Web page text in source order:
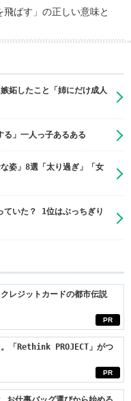
ばす」の正しい意味と
妬したこと「姉にだけ成人
る」一人っ子あるある
姿」8選「太り過ぎ」「女
ていた？ 1位はぶっちぎり
PR
レジットカードの都市伝説
PR
「Rethink PROJECT」がつ